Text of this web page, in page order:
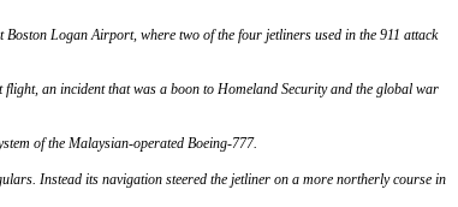
Logan Airport, where two of the four jetliners used in the 911 attack
an incident that was a boon to Homeland Security and the global war
of the Malaysian-operated Boeing-777.
Instead its navigation steered the jetliner on a more northerly course in